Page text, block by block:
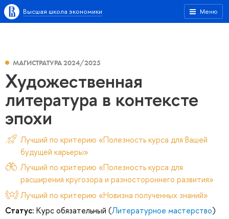
Меню
Высшая школа экономики
МАГИСТРАТУРА 2024/2025
Художественная
литература в контексте
эпохи
Лучший по критерию «Полезность курса для Вашей
будущей карьеры»
Лучший по критерию «Полезность курса для
расширения кругозора и разностороннего развития»
Лучший по критерию «Новизна полученных знаний»
Статус: Курс обязательный (Литературное мастерство)